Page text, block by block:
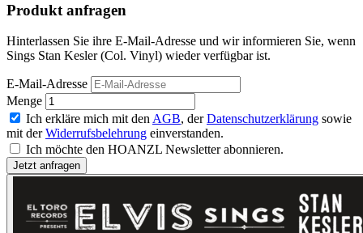
Produkt anfragen
Hinterlassen Sie ihre E-Mail-Adresse und wir informieren Sie, wenn
Sings Stan Kesler (Col. Vinyl) wieder verfügbar ist.
E-Mail-Adresse
Menge
Ich erkläre mich mit den AGB, derDatenschutzerklärung sowie
mit derWiderrufsbelehrung einverstanden.
Ich möchte den HOANZL Newsletter abonnieren.